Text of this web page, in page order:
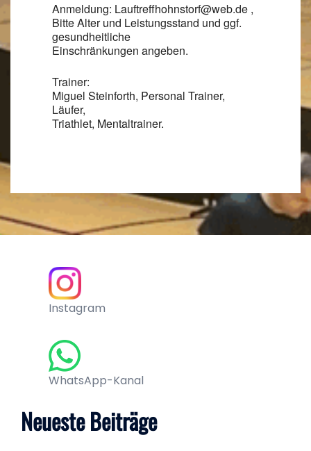
Anmeldung: Lauftreffhohnstorf@web.de ,
Bitte Alter und Leistungsstand und ggf.
gesundheitliche
Einschränkungen angeben.
Trainer:
Miguel Steinforth, Personal Trainer,
Läufer,
Triathlet, Mentaltrainer.
Instagram
WhatsApp-Kanal
Neueste Beiträge